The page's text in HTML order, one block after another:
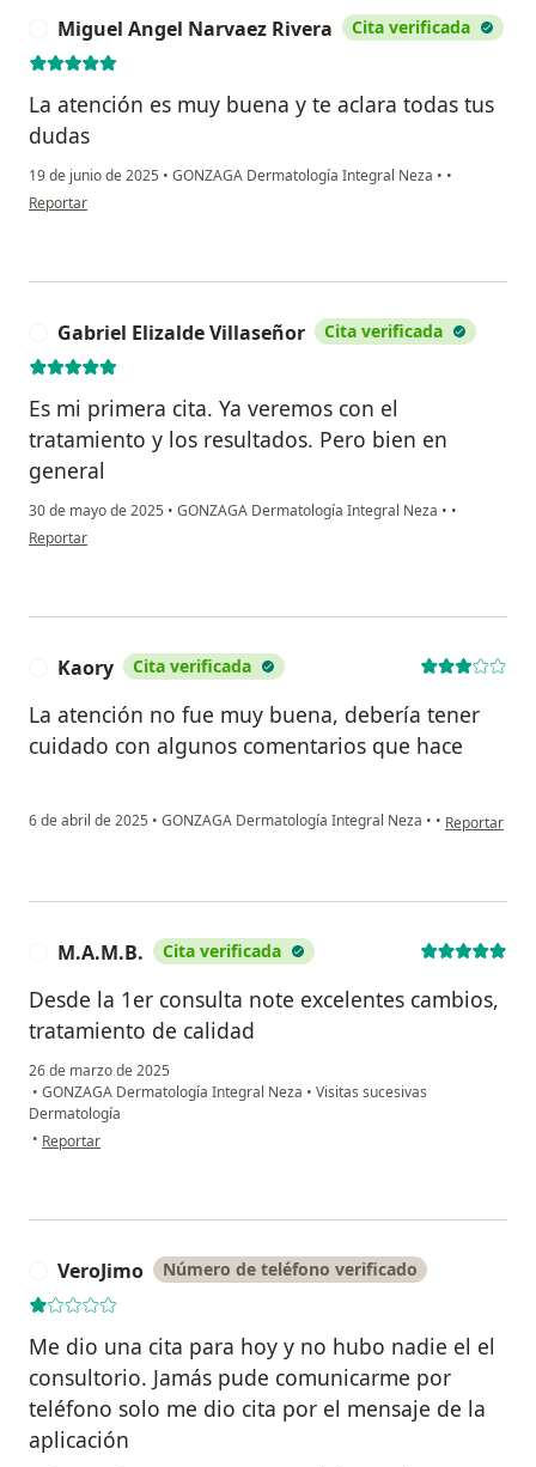
Miguel Angel Narvaez Rivera Cita verificada
La atención es muy buena y te aclara todas tus
dudas
19 de junio de 2025 • GONZAGA Dermatología Integral Neza • •
en opinión del usuario Miguel Angel Narvaez Rivera
Reportar
Gabriel Elizalde Villaseñor Cita verificada
Es mi primera cita. Ya veremos con el
tratamiento y los resultados. Pero bien en
general
30 de mayo de 2025 • GONZAGA Dermatología Integral Neza • •
en opinión del usuario Gabriel Elizalde Villaseñor
Reportar
Kaory Cita verificada
La atención no fue muy buena, debería tener
cuidado con algunos comentarios que hace
6 de abril de 2025 • GONZAGA Dermatología Integral Neza • • en opinión
Reportar
M.A.M.B. Cita verificada
Desde la 1er consulta note excelentes cambios,
tratamiento de calidad
26 de marzo de 2025
• GONZAGA Dermatología Integral Neza • Visitas sucesivas
Dermatología
• en opinión del usuario M.A.M.B.
Reportar
VeroJimo Número de teléfono verificado
Me dio una cita para hoy y no hubo nadie el el
consultorio. Jamás pude comunicarme por
teléfono solo me dio cita por el mensaje de la
aplicación